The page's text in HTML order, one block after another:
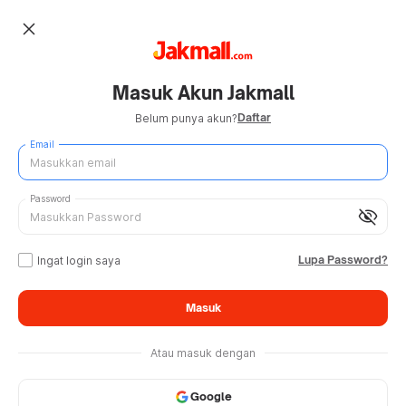
close
Masuk Akun Jakmall
Belum punya akun?Daftar
Email
visibility_off
Password
Ingat login saya Lupa Password?
Masuk
Atau masuk dengan
Google